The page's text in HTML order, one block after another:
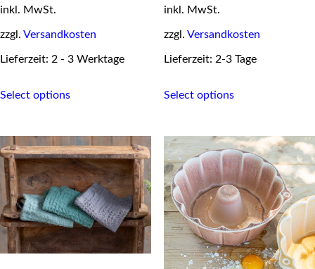
inkl. MwSt.
zzgl. Versandkosten
Lieferzeit: 2 - 3 Werktage
Select optionsproduct
variants.
The
options
may
be
chosen
on
the
page
was:
inkl. MwSt.
zzgl. Versandkosten
Lieferzeit: 2-3 Tage
Select optionsproduct
variants.
The
options
may
be
chosen
on
the
product
page